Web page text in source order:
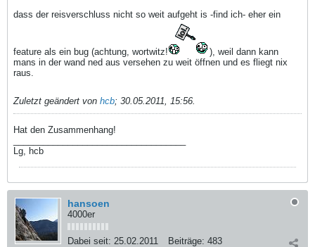
dass der reisverschluss nicht so weit aufgeht is -find ich- eher ein
feature als ein bug (achtung, wortwitz!
), weil dann kann
mans in der wand ned aus versehen zu weit öffnen und es fliegt nix
raus.
Zuletzt geändert von hcb; 30.05.2011, 15:56.
Hat den Zusammenhang!
Lg, hcb
hansoen
4000er
Dabei seit: 25.02.2011 Beiträge: 483